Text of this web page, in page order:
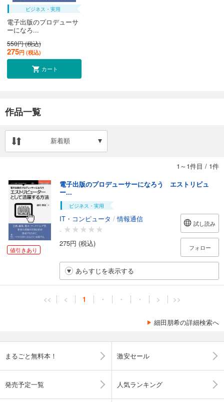
ビジネス・実用
電子出版のプロデューサ
ーになろ...
550円 (税込)
275円 (税込)
カート
作品一覧
新着順
1～1件目 / 1件
値引きあり
電子出版のプロデューサーになろう エストリビュ
ー...
ビジネス・実用
IT・コンピュータ /情報通信
-
275円 (税込)
試し読み
フォロー
あらすじを表示する
<< < 1 ・ ・ ・ > >>
細田朋希の詳細検索へ
まるごと無料本！ 激安セール
発売予定一覧 人気ランキング